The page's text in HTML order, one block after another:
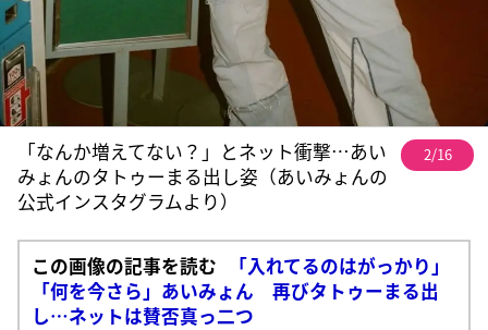
「なんか増えてない？」とネット衝撃…あい
みょんのタトゥーまる出し姿（あいみょんの
公式インスタグラムより）
2/16
この画像の記事を読む
「入れてるのはがっかり」
「何を今さら」あいみょん 再びタトゥーまる出
し…ネットは賛否真っ二つ